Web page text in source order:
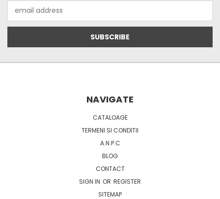
Address
NAVIGATE
CATALOAGE
TERMENI SI CONDITII
A.N.P.C
BLOG
CONTACT
SIGN IN OR REGISTER
SITEMAP